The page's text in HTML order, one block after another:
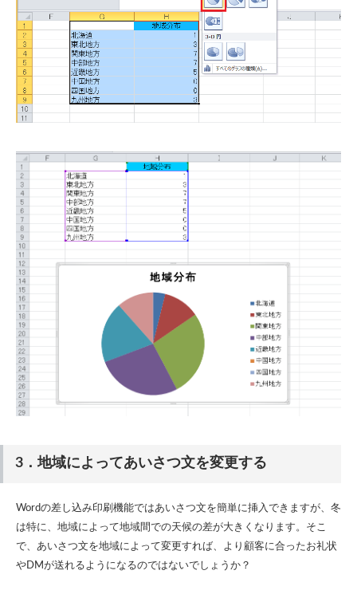
3．地域によってあいさつ文を変更する
Wordの差し込み印刷機能ではあいさつ文を簡単に挿入できますが、冬
は特に、地域によって地域間での天候の差が大きくなります。そこ
で、あいさつ文を地域によって変更すれば、より顧客に合ったお礼状
やDMが送れるようになるのではないでしょうか？